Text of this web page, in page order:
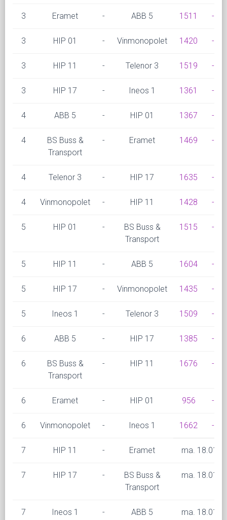
3 Eramet - ABB 5 1511 -
3 HIP 01 - Vinmonopolet 1420 -
3 HIP 11 - Telenor 3 1519 -
3 HIP 17 - Ineos 1 1361 -
4 ABB 5 - HIP 01 1367 -
4
BS Buss &
Transport
- Eramet 1469 -
4 Telenor 3 - HIP 17 1635 -
4 Vinmonopolet - HIP 11 1428 -
5 HIP 01 -
BS Buss &
Transport
1515 -
5 HIP 11 - ABB 5 1604 -
5 HIP 17 - Vinmonopolet 1435 -
5 Ineos 1 - Telenor 3 1509 -
6 ABB 5 - HIP 17 1385 -
6
BS Buss &
Transport
- HIP 11 1676 -
6 Eramet - HIP 01 956 -
6 Vinmonopolet - Ineos 1 1662 -
7 HIP 11 - Eramet ma. 18.01
7 HIP 17 -
BS Buss &
Transport
ma. 18.01
7 Ineos 1 - ABB 5 ma. 18.01